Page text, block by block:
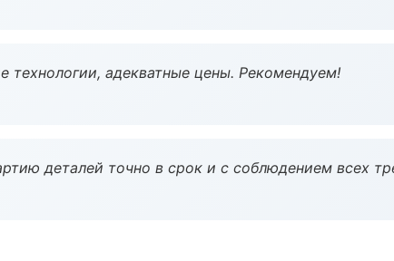
адекватные цены. Рекомендуем!
деталей точно в срок и с соблюдением всех